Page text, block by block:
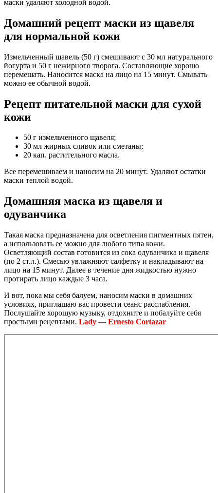
маски удаляют холодной водой.
Домашний рецепт маски из щавеля
для нормальной кожи
Измельченный щавель (50 г) смешивают с 30 мл натурального
йогурта и 50 г нежирного творога. Составляющие хорошо
перемешать. Наносится маска на лицо на 15 минут. Смывать
можно ее обычной водой.
Рецепт питательной маски для сухой
кожи
50 г измельченного щавеля;
30 мл жирных сливок или сметаны;
20 кап. растительного масла.
Все перемешиваем и наносим на 20 минут. Удаляют остатки
маски теплой водой.
Домашняя маска из щавеля и
одуванчика
Такая маска предназначена для осветления пигментных пятен,
а использовать ее можно для любого типа кожи.
Осветляющий состав готовится из сока одуванчика и щавеля
(по 2 ст.л.). Смесью увлажняют салфетку и накладывают на
лицо на 15 минут. Далее в течение дня жидкостью нужно
протирать лицо каждые 3 часа.
И вот, пока мы себя балуем, наносим маски в домашних
условиях, приглашаю вас провести сеанс расслабления.
Послушайте хорошую музыку, отдохните и побалуйте себя
простыми рецептами. Lady — Ernesto Cortazar